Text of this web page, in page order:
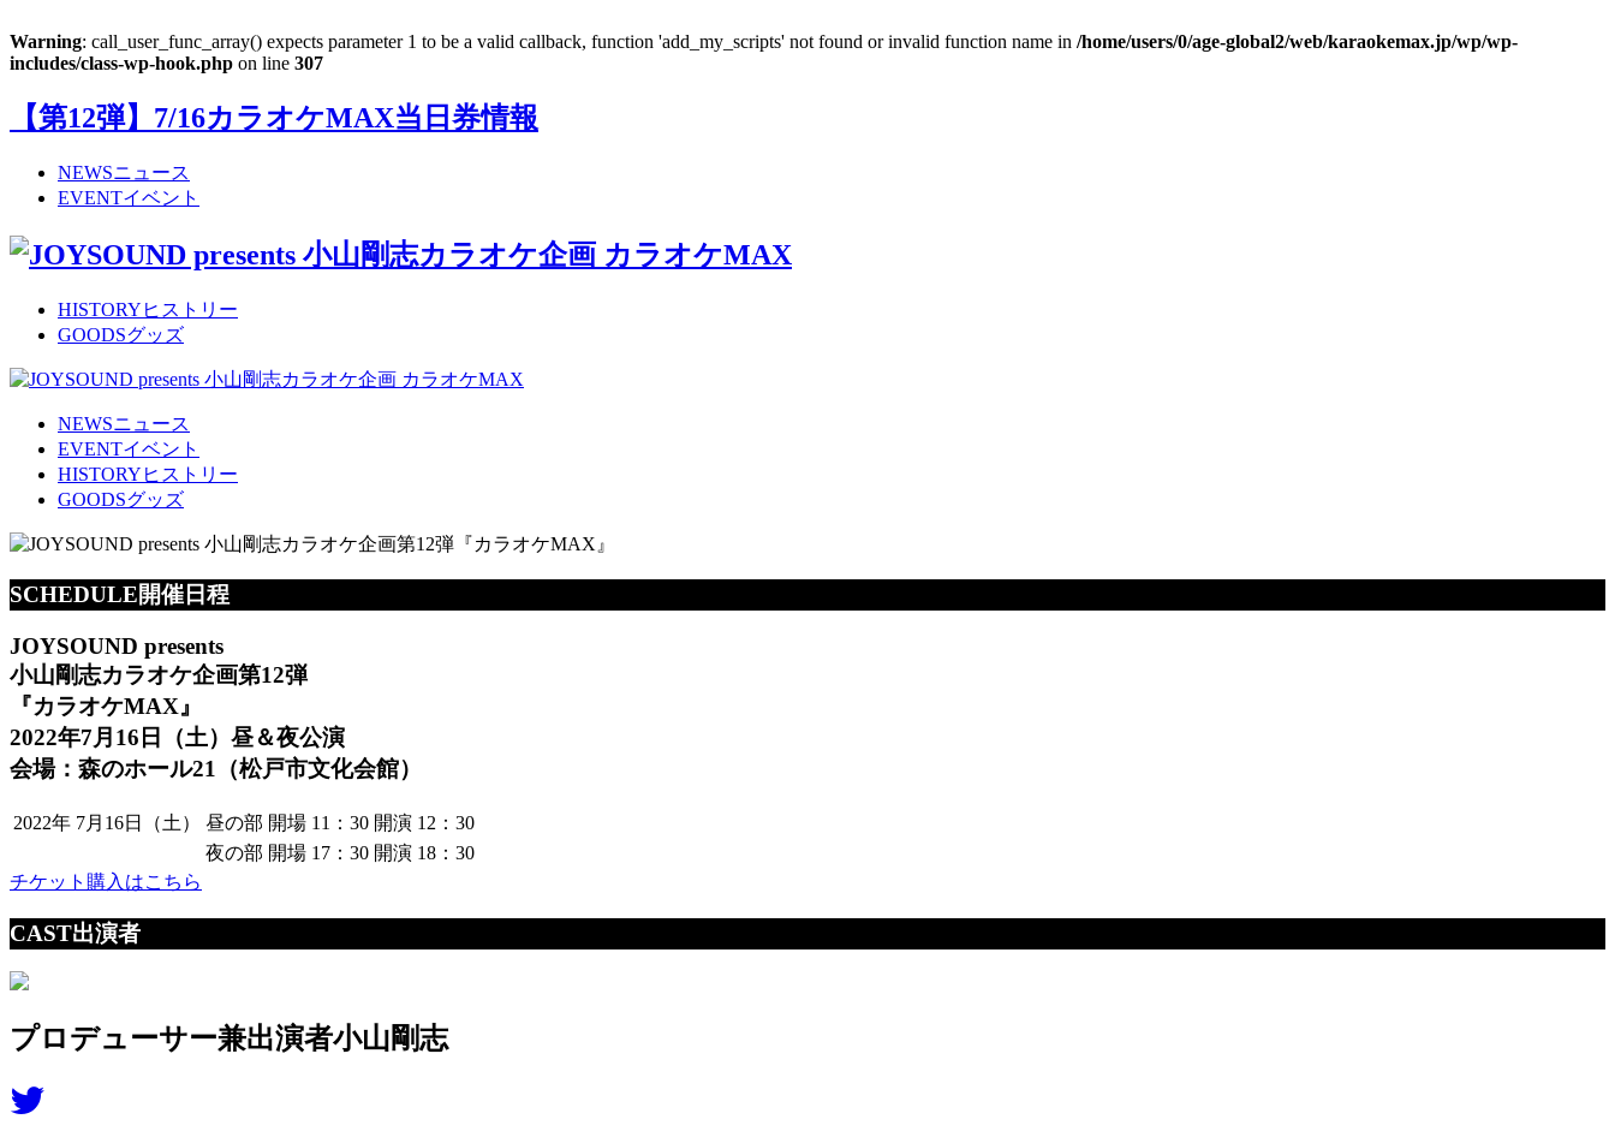
Warning: call_user_func_array() expects parameter 1 to be a valid callback, function 'add_my_scripts' not found or invalid function name in /home/users/0/age-global2/web/karaokemax.jp/wp/wp-
includes/class-wp-hook.php on line 307
【第12弾】7/16カラオケMAX当日券情報
NEWSニュース
EVENTイベント
HISTORY ヒストリー
GOODSグッズ
NEWSニュース
EVENTイベント
HISTORY ヒストリー
GOODSグッズ
SCHEDULE開催日程
JOYSOUND presents
小山剛志カラオケ企画第12弾
『カラオケMAX』
2022年7月16日（土）昼＆夜公演
会場：森のホール21（松戸市文化会館）
2022年 7月16日（土） 昼の部 開場 11：30 開演 12：30
夜の部 開場 17：30 開演 18：30
チケット購入はこちら
CAST出演者
プロデューサー兼出演者小山剛志